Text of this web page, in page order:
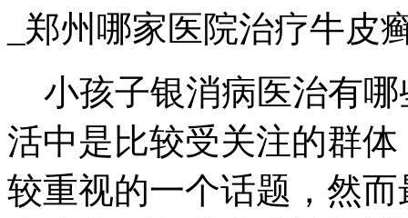
_郑州哪家医院治疗牛皮
小孩子银消病医治有哪
活中是比较受关注的群
较重视的一个话题，然而